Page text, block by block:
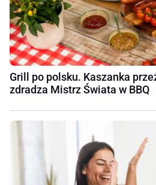
Grill po polsku. Kaszanka
zdradza Mistrz Świata w BBQ